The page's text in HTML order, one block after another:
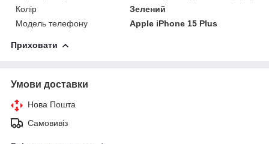
Колір
Зелений
Модель телефону
Apple iPhone 15 Plus
Приховати
Умови доставки
Нова Пошта
Самовивіз